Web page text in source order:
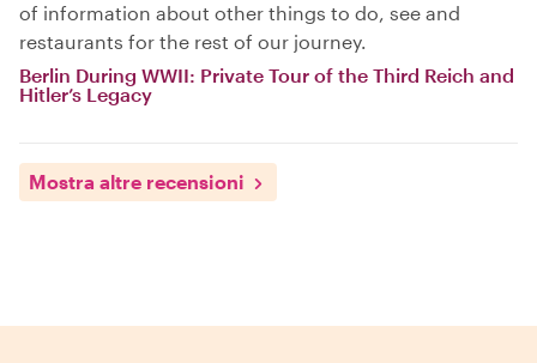
of information about other things to do, see and
restaurants for the rest of our journey.
Berlin During WWII: Private Tour of the Third Reich and
Hitler’s Legacy
Mostra altre recensioni